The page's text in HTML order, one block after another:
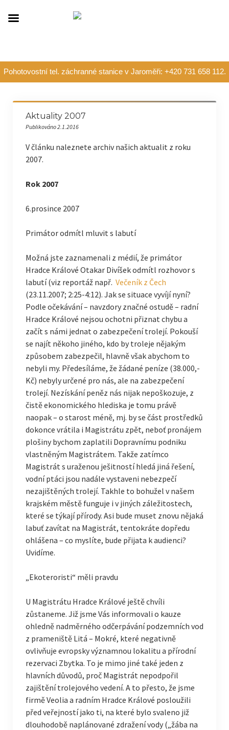
Pohotovostní tel. záchranné stanice v Jaroměři: +420 731 658 112.
Aktuality 2007
Publikováno 2.1.2016
V článku naleznete archiv našich aktualit z roku
2007.
Rok 2007
6.prosince 2007
Primátor odmítl mluvit s labutí
Možná jste zaznamenali z médií, že primátor
Hradce Králové Otakar Divíšek odmítl rozhovor s
labutí (viz reportáž např. Večeník z Čech
(23.11.2007; 2:25-4:12). Jak se situace vyvíjí nyní?
Podle očekávání – navzdory značné ostudě – radní
Hradce Králové nejsou ochotni přiznat chybu a
začít s námi jednat o zabezpečení trolejí. Pokouší
se najít někoho jiného, kdo by troleje nějakým
způsobem zabezpečil, hlavně však abychom to
nebyli my. Předesíláme, že žádané peníze (38.000,-
Kč) nebyly určené pro nás, ale na zabezpečení
trolejí. Nezískání peněz nás nijak nepoškozuje, z
čistě ekonomického hlediska je tomu právě
naopak – o starost méně, mj. by se část prostředků
dokonce vrátila i Magistrátu zpět, neboť pronájem
plošiny bychom zaplatili Dopravnímu podniku
vlastněným Magistrátem. Takže zatímco
Magistrát s uraženou ješitností hledá jiná řešení,
vodní ptáci jsou nadále vystaveni nebezpečí
nezajištěných trolejí. Takhle to bohužel v našem
krajském městě funguje i v jiných záležitostech,
které se týkají přírody. Asi bude muset znovu nějaká
labuť zavítat na Magistrát, tentokráte dopředu
ohlášena – co myslíte, bude přijata k audienci?
Uvidíme.
„Ekoteroristi“ měli pravdu
U Magistrátu Hradce Králové ještě chvíli
zůstaneme. Již jsme Vás informovali o kauze
ohledně nadměrného odčerpávání podzemních vod
z prameniště Litá – Mokré, které negativně
ovlivňuje evropsky významnou lokalitu a přírodní
rezervaci Zbytka. To je mimo jiné také jeden z
hlavních důvodů, proč Magistrát nepodpořil
zajištění trolejového vedení. A to přesto, že jsme
firmě Veolia a radním Hradce Králové posloužili
před veřejností jako ti, na které bylo svaleno již
dlouhodobě naplánované zdražení vody („žába na